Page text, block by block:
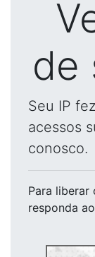
de
Seu IP
acessos
conosco.
Para liberar
responda